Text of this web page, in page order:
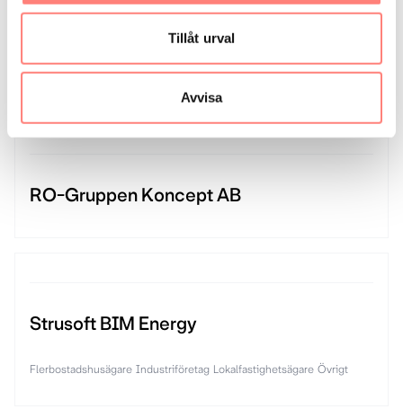
Tillåt urval
Avvisa
Rexel Sverige AB
Bostadsrättsförening Flerbostadshusägare Industriföretag
RO-Gruppen Koncept AB
Strusoft BIM Energy
Flerbostadshusägare Industriföretag Lokalfastighetsägare Övrigt